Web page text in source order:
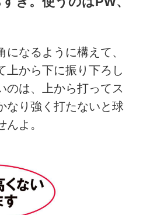
なるように構えて、
上から下に振り下ろし
のは、上から打ってス
なり強く打たないと球
よ。